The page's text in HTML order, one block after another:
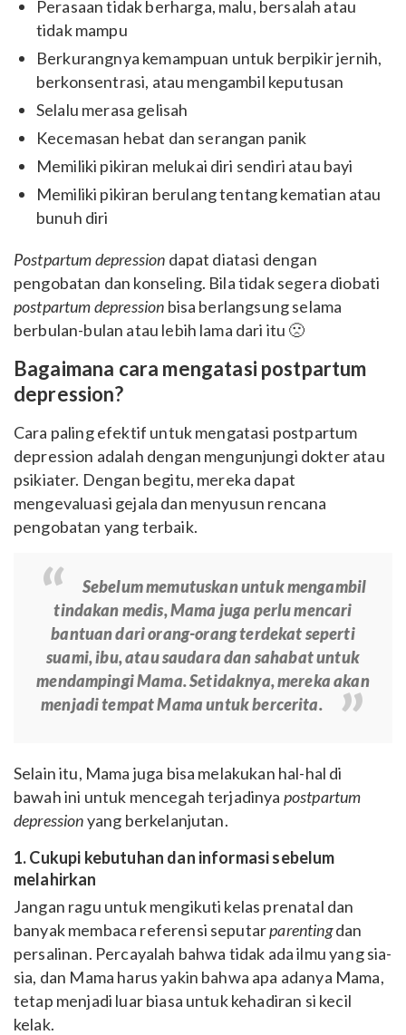
Perasaan tidak berharga, malu, bersalah atau
tidak mampu
Berkurangnya kemampuan untuk berpikir jernih,
berkonsentrasi, atau mengambil keputusan
Selalu merasa gelisah
Kecemasan hebat dan serangan panik
Memiliki pikiran melukai diri sendiri atau bayi
Memiliki pikiran berulang tentang kematian atau
bunuh diri
Postpartum depression dapat diatasi dengan
pengobatan dan konseling. Bila tidak segera diobati
postpartum depression bisa berlangsung selama
berbulan-bulan atau lebih lama dari itu 🙁
Bagaimana cara mengatasi postpartum
depression?
Cara paling efektif untuk mengatasi postpartum
depression adalah dengan mengunjungi dokter atau
psikiater. Dengan begitu, mereka dapat
mengevaluasi gejala dan menyusun rencana
pengobatan yang terbaik.
Sebelum memutuskan untuk mengambil
tindakan medis, Mama juga perlu mencari
bantuan dari orang-orang terdekat seperti
suami, ibu, atau saudara dan sahabat untuk
mendampingi Mama. Setidaknya, mereka akan
menjadi tempat Mama untuk bercerita.
Selain itu, Mama juga bisa melakukan hal-hal di
bawah ini untuk mencegah terjadinya postpartum
depressionyang berkelanjutan.
1. Cukupi kebutuhan dan informasi sebelum
melahirkan
Jangan ragu untuk mengikuti kelas prenatal dan
banyak membaca referensi seputarparentingdan
persalinan. Percayalah bahwa tidak ada ilmu yang sia-
sia, dan Mama harus yakin bahwa apa adanya Mama,
tetap menjadi luar biasa untuk kehadiran si kecil
kelak.